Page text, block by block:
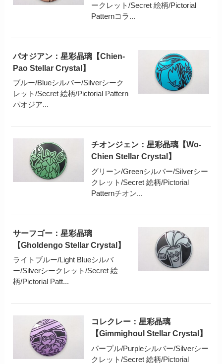
ークレット/Secret 絵柄/Pictorial
Patternコラ...
パオジアン：星彩晶璃【Chien-
Pao Stellar Crystal】
ブルー/Blueシルバー/Silverシーク
レット/Secret 絵柄/Pictorial Pattern
パオジア...
チオンジェン：星彩晶璃【Wo-
Chien Stellar Crystal】
グリーン/Greenシルバー/Silverシー
クレット/Secret 絵柄/Pictorial
Patternチオン...
サーフゴー：星彩晶璃
【Gholdengo Stellar Crystal】
ライトブルー/Light Blueシルバ
ー/Silverシークレット/Secret 絵
柄/Pictorial Patt...
コレクレー：星彩晶璃
【Gimmighoul Stellar Crystal】
パープル/Purpleシルバー/Silverシー
クレット/Secret 絵柄/Pictorial